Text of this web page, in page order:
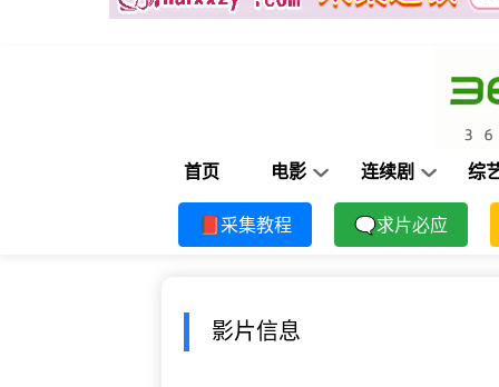
首页 电影 连续剧 综
📕采集教程 🗨求片必应
影片信息